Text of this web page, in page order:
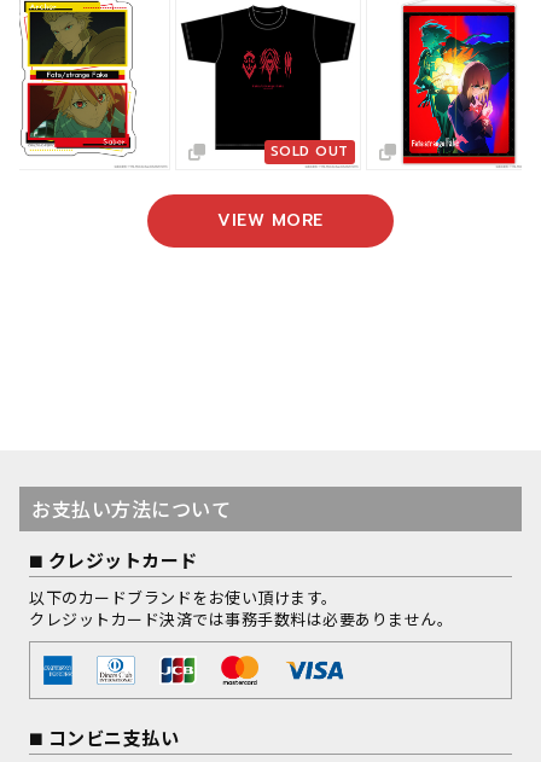
SOLD OUT
VIEW MORE
お支払い方法について
クレジットカード
以下のカードブランドをお使い頂けます。
クレジットカード決済では事務手数料は必要ありません。
コンビニ支払い